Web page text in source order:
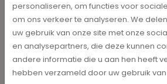
Neem contact op
Interessant
Koffie
personaliseren, om functies voor
om ons verkeer te analyseren. We
uw gebruik van onze site met onze
en analysepartners, die deze kunnen
andere informatie die u aan hen heeft
hebben verzameld door uw gebruik